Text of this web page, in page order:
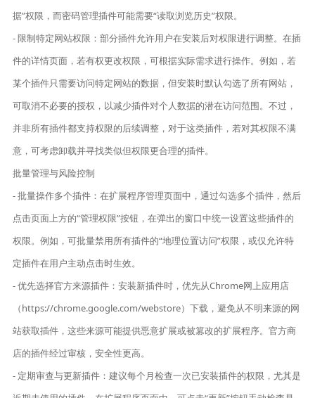
据”权限，而密码管理插件可能需要“读取浏览历史”权限。
- 限制特定网站权限：部分插件允许用户在安装后对权限进行调整。在插
件的详情页面，若有权更改权限，可根据实际需求进行操作。例如，若
某个插件只需要访问特定网站的数据，但安装时默认勾选了所有网站，
可取消不必要的授权，以减少插件对个人数据的潜在访问范围。不过，
并非所有插件都支持权限的后续调整，对于这类插件，若对其权限不满
意，可考虑卸载并寻找类似但权限更合理的插件。
批量管理与风险控制
- 批量操作多个插件：在扩展程序管理页面中，通过勾选多个插件，然后
点击页面上方的“管理权限”按钮，在弹出的窗口中统一设置这些插件的
权限。例如，可批量禁用所有插件的“地理位置访问”权限，或仅允许特
定插件在用户主动点击时生效。
- 优先选择官方来源插件：安装新插件时，优先从Chrome网上应用店
（https://chrome.google.com/webstore）下载，避免从不明来源的网
站获取插件，这些来源可能提供恶意扩展或被篡改的扩展程序。官方商
店的插件经过审核，安全性更高。
- 定期审查与更新插件：建议每个月检查一次已安装插件的权限，尤其是